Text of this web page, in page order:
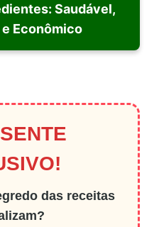
Saudável,
Econômico
das receitas